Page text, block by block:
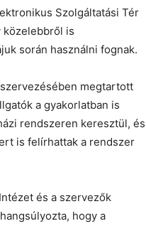
Szolgáltatási Tér
közelebbről is
során használni fognak.
megtartott
a gyakorlatban is
rendszeren keresztül, és
is felírhattak a rendszer
és a szervezők
hogy a